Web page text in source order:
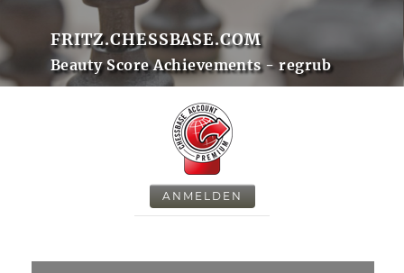
FRITZ.CHESSBASE.COM
Beauty Score Achievements - regrub
ANMELDEN